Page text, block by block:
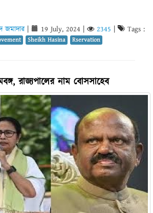
| 19 July, 2024 | 2345 | Tags :
Sheikh Hasina Rservation
রাজ্যপালের নাম বোসসাহেব